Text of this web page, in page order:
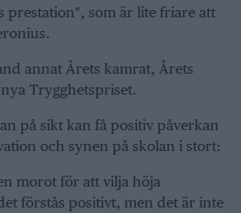
prestation", som är lite friare att
annat Årets kamrat, Årets
Trygghetspriset.
på sikt kan få positiv påverkan
och synen på skolan i stort:
morot för att vilja höja
förstås positivt, men det är inte